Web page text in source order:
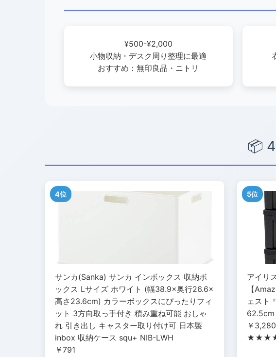
¥500-¥2,000
小物収納・デスク周り整理に最適
おすすめ：無印良品・ニトリ
📦
4位
サンカ(Sanka) サンカ インボックス 収納ボ
ックス Lサイズ ホワイト (幅38.9×奥行26.6×
高さ23.6cm) カラーボックスにぴったりフィ
ット 3方向取っ手付き 積み重ね可能 おしゃ
れ 引き出し キャスター取り付け可 日本製
inbox 収納ケース squ+ NIB-LWH
￥791
5位
アイリ
【
ェスト
62.5cm
￥3,280